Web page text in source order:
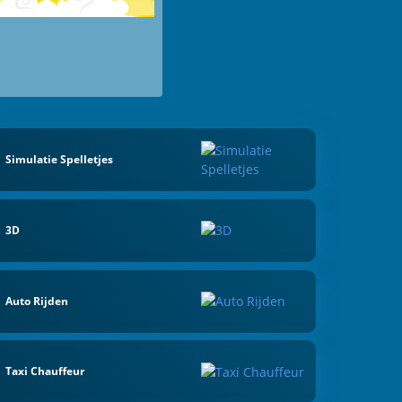
Simulatie Spelletjes
3D
Auto Rijden
Taxi Chauffeur